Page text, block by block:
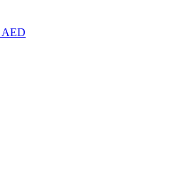
AED